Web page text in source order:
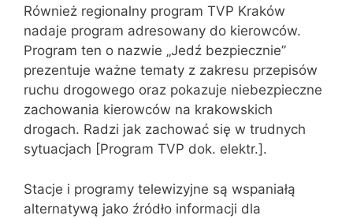
Również regionalny program TVP Kraków
nadaje program adresowany do kierowców.
Program ten o nazwie „Jedź bezpiecznie”
prezentuje ważne tematy z zakresu przepisów
ruchu drogowego oraz pokazuje niebezpieczne
zachowania kierowców na krakowskich
drogach. Radzi jak zachować się w trudnych
sytuacjach [Program TVP dok. elektr.].
Stacje i programy telewizyjne są wspaniałą
alternatywą jako źródło informacji dla